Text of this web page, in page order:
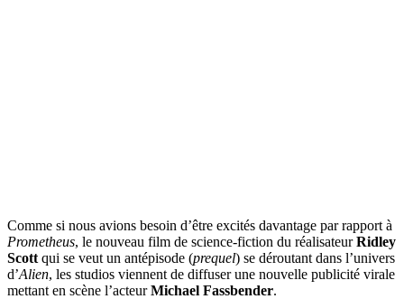
Comme si nous avions besoin d’être excités davantage par rapport à
Prometheus, le nouveau film de science-fiction du réalisateurRidley
Scott qui se veut un antépisode (prequel) se déroutant dans l’univers
d’Alien, les studios viennent de diffuser une nouvelle publicité virale
mettant en scène l’acteurMichael Fassbender.